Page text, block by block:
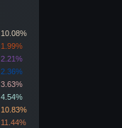
10.08%
1.99%
2.21%
2.36%
3.63%
4.54%
10.83%
11.44%